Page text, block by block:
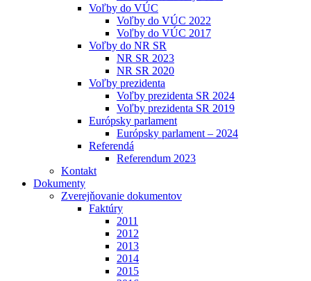
Voľby do VÚC
Voľby do VÚC 2022
Voľby do VÚC 2017
Voľby do NR SR
NR SR 2023
NR SR 2020
Voľby prezidenta
Voľby prezidenta SR 2024
Voľby prezidenta SR 2019
Európsky parlament
Európsky parlament – 2024
Referendá
Referendum 2023
Kontakt
Dokumenty
Zverejňovanie dokumentov
Faktúry
2011
2012
2013
2014
2015